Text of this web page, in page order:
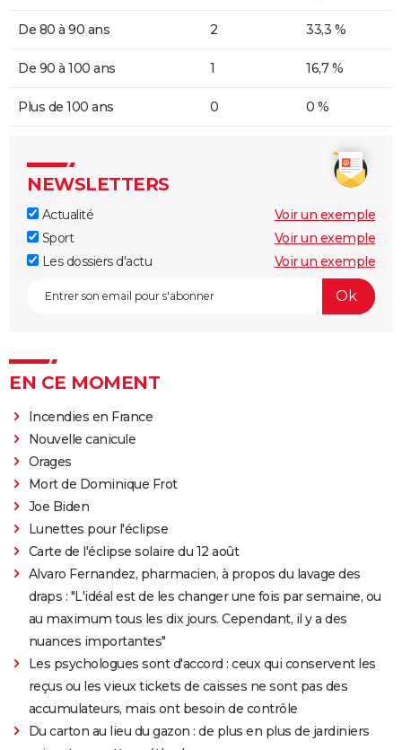
De 80 à 90 ans 2 33,3 %
De 90 à 100 ans 1 16,7 %
Plus de 100 ans 0 0 %
NEWSLETTERS
Actualité
Voir un exemple
Sport
Voir un exemple
Les dossiers d'actu
Voir un exemple
EN CE MOMENT
Incendies en France
Nouvelle canicule
Orages
Mort de Dominique Frot
Joe Biden
Lunettes pour l'éclipse
Carte de l'éclipse solaire du 12 août
Alvaro Fernandez, pharmacien, à propos du lavage des
draps : "L'idéal est de les changer une fois par semaine, ou
au maximum tous les dix jours. Cependant, il y a des
nuances importantes"
Les psychologues sont d'accord : ceux qui conservent les
reçus ou les vieux tickets de caisses ne sont pas des
accumulateurs, mais ont besoin de contrôle
Du carton au lieu du gazon : de plus en plus de jardiniers